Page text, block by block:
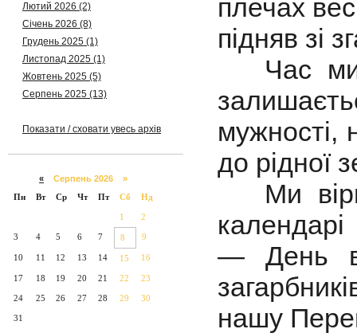
Лютий 2026 (2)
Січень 2026 (8)
Грудень 2025 (1)
Листопад 2025 (1)
Жовтень 2025 (5)
Серпень 2025 (13)
Показати / сховати увесь архів
« Серпень 2026 »
Пн
Вт Ср Чт Пт Сб Нд
1 2
3 4 5 6 7 8 9
10 11 12 13 14 15 16
17 18 19 20 21 22 23
24 25 26 27 28 29 30
31
плечах
підняв зі
Час
мужності,
до рідної
Ми
— День
нашу